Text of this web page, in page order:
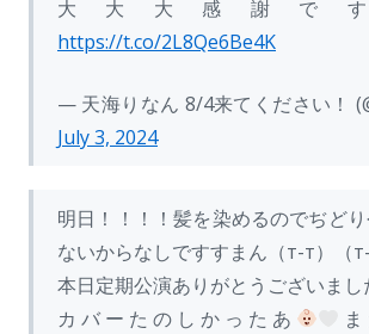
大大大感謝で
https://t.co/2L8Qe6Be4K
— 天海りなん 8/4来てください！
July 3, 2024
明日！！！！髪を染めるのでぢど
ないからなしですすまん（т-т）（т-
本日定期公演ありがとうございまし
カバーたのしかったあ